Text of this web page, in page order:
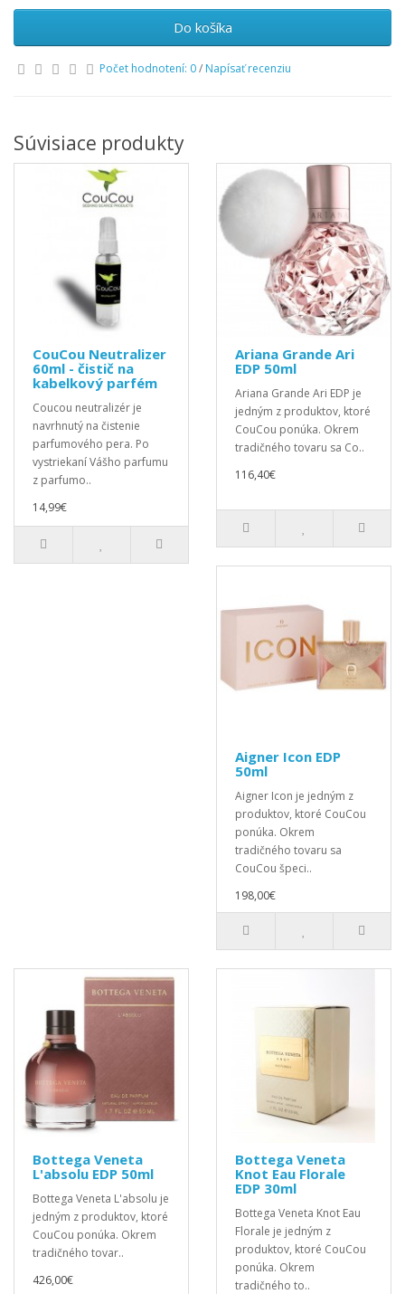
Do košíka
Počet hodnotení: 0/ Napísať recenziu
Súvisiace produkty
CouCou Neutralizer
60ml - čistič na
kabelkový parfém
Coucou neutralizér je
navrhnutý na čistenie
parfumového pera. Po
vystriekaní Vášho parfumu
z parfumo..
14,99€
Ariana Grande Ari
EDP 50ml
Ariana Grande Ari EDP je
jedným z produktov, ktoré
CouCou ponúka. Okrem
tradičného tovaru sa Co..
116,40€
Aigner Icon EDP
50ml
Aigner Icon je jedným z
produktov, ktoré CouCou
ponúka. Okrem
tradičného tovaru sa
CouCou špeci..
198,00€
Bottega Veneta
L'absolu EDP 50ml
Bottega Veneta L'absolu je
jedným z produktov, ktoré
CouCou ponúka. Okrem
tradičného tovar..
426,00€
Bottega Veneta
Knot Eau Florale
EDP 30ml
Bottega Veneta Knot Eau
Florale je jedným z
produktov, ktoré CouCou
ponúka. Okrem
tradičného to..